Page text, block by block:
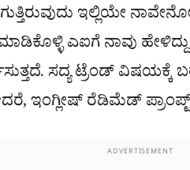
ಇಲ್ಲಿಯೇ
ಎಐಗೆ ನಾವು
ಸದ್ಯ ಟ್ರೆಂಡ್​ ವಿಷಯಕ್ಕೆ
ಇಂಗ್ಲೀಷ್​ ರೆಡಿಮೆಡ್
ADVERTISEMENT